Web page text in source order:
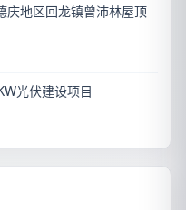
庆地区回龙镇曾沛林屋顶
光伏建设项目